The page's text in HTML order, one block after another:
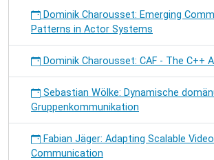
Dominik Charousset: Emerging
Patterns in Actor Systems
Dominik Charousset: CAF - The C++
Sebastian Wölke: Dynamische
Gruppenkommunikation
Fabian Jäger: Adapting Scalable Video
Communication